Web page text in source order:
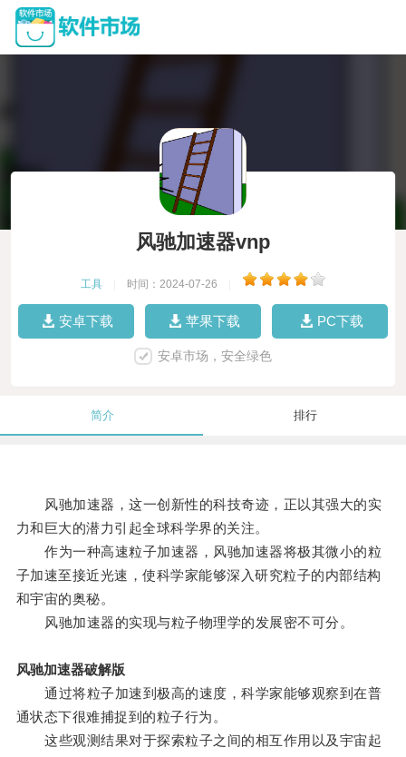
风驰加速器vnp
工具 时间：2024-07-26
安卓下载 苹果下载 PC下载
安卓市场，安全绿色
简介 排行
风驰加速器，这一创新性的科技奇迹，正以其强大的实
力和巨大的潜力引起全球科学界的关注。
作为一种高速粒子加速器，风驰加速器将极其微小的粒
子加速至接近光速，使科学家能够深入研究粒子的内部结构
和宇宙的奥秘。
风驰加速器的实现与粒子物理学的发展密不可分。
风驰加速器破解版
通过将粒子加速到极高的速度，科学家能够观察到在普
通状态下很难捕捉到的粒子行为。
这些观测结果对于探索粒子之间的相互作用以及宇宙起